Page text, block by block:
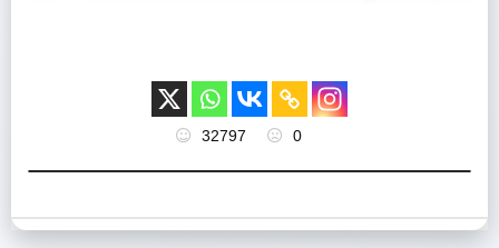
32797 0